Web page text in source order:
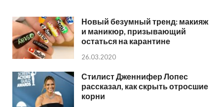
Новый безумный тренд: макияж
и маникюр, призывающий
остаться на карантине
26.03.2020
Стилист Дженнифер Лопес
рассказал, как скрыть отросшие
корни